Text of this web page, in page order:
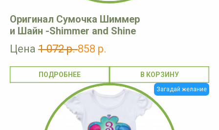
Оригинал Сумочка Шиммер
и Шайн -Shimmer and Shine
Цена 1 072 р.858 р.
ПОДРОБНЕЕ
Загадай желание